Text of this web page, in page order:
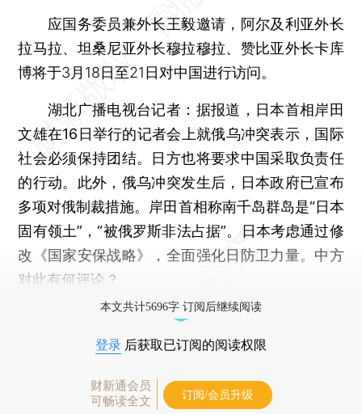
应国务委员兼外长王毅邀请，阿尔及利亚外长
拉马拉、坦桑尼亚外长穆拉穆拉、赞比亚外长卡库
博将于3月18日至21日对中国进行访问。
湖北广播电视台记者：据报道，日本首相岸田
文雄在16日举行的记者会上就俄乌冲突表示，国际
社会必须保持团结。日方也将要求中国采取负责任
的行动。此外，俄乌冲突发生后，日本政府已宣布
多项对俄制裁措施。岸田首相称南千岛群岛是“日本
固有领土”，“被俄罗斯非法占据”。日本考虑通过修
改《国家安保战略》，全面强化日防卫力量。中方
对此有何评论？
本文共计5696字 订阅后继续阅读
登录 后获取已订阅的阅读权限
财新通会员
可畅读全文
订阅/会员升级